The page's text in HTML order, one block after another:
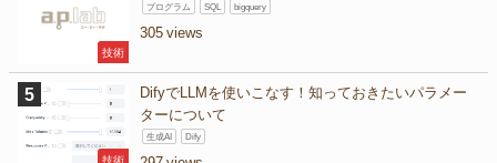
技術
プログラム SQL bigquery
305
技術
DifyでLLMを使いこなす！知っておきたいパラメー
ターについて
生成AI Dify